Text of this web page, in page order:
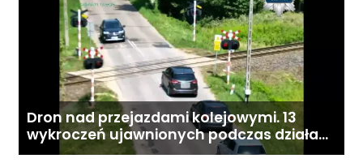
Dron nad przejazdami kolejowymi. 13
wykroczeń ujawnionych podczas działań
„Bezpieczny przejazd kolejowy”